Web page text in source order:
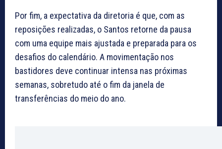
Por fim, a expectativa da diretoria é que, com as
reposições realizadas, o Santos retorne da pausa
com uma equipe mais ajustada e preparada para os
desafios do calendário. A movimentação nos
bastidores deve continuar intensa nas próximas
semanas, sobretudo até o fim da janela de
transferências do meio do ano.